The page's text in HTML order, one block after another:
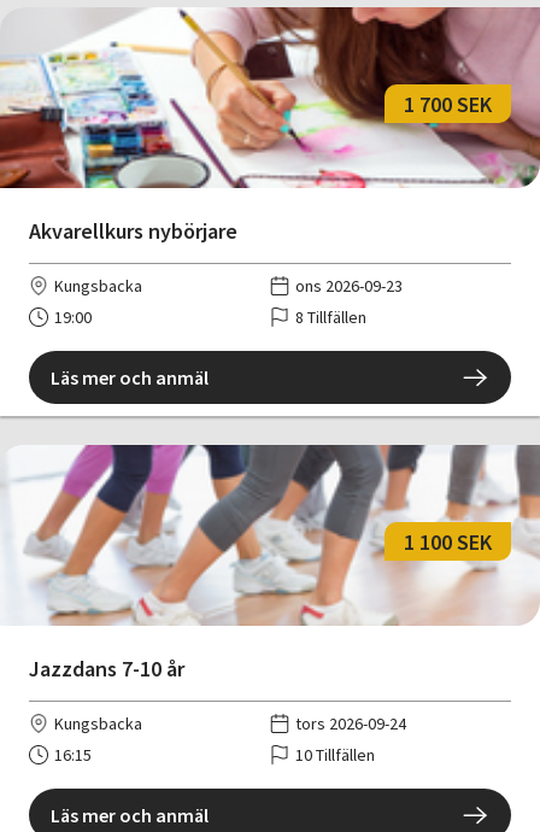
Akvarellkurs nybörjare
1 700 SEK
Kungsbacka
ons 2026-09-23
19:00
8 Tillfällen
Läs mer och anmäl
Jazzdans 7-10 år
1 100 SEK
Kungsbacka
tors 2026-09-24
16:15
10 Tillfällen
Läs mer och anmäl